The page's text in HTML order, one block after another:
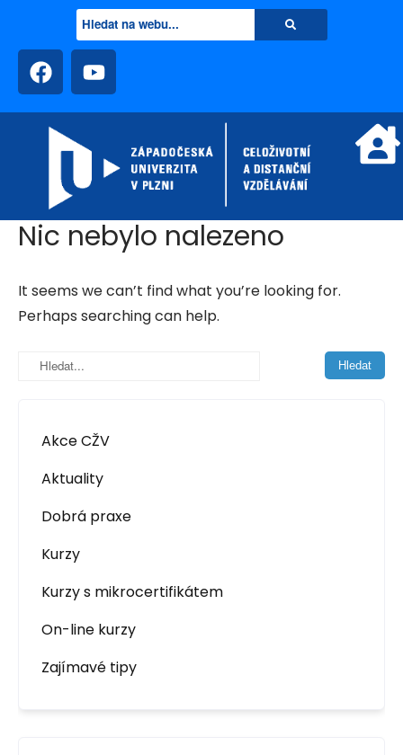
Nic nebylo nalezeno
It seems we can’t find what you’re looking for.
Perhaps searching can help.
Akce CŽV
Aktuality
Dobrá praxe
Kurzy
Kurzy s mikrocertifikátem
On-line kurzy
Zajímavé tipy